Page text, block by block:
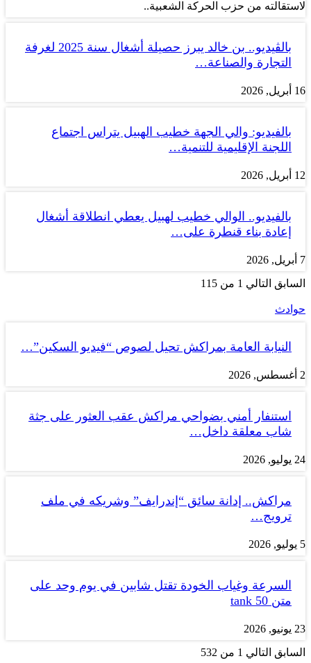
لاستقالته من حزب الحركة الشعبية..
بالڤيديو.. بن خالد يبرز حصيلة أشغال سنة 2025 لغرفة
التجارة والصناعة…
16 أبريل, 2026
بالفيديو: والي الجهة خطيب الهبيل يتراس اجتماع
اللجنة الإقليمية للتنمية…
12 أبريل, 2026
بالفيديو.. الوالي خطيب لهبيل يعطي انطلاقة أشغال
إعادة بناء قنطرة على…
7 أبريل, 2026
السابق التالي 1 من 115
حوادث
النيابة العامة بمراكش تحيل لصوص “فيديو السكين”…
2 أغسطس, 2026
استنفار أمني بضواحي مراكش عقب العثور على جثة
شاب معلقة داخل…
24 يوليو, 2026
مراكش.. إدانة سائق “إندرايف” وشريكه في ملف
ترويج…
5 يوليو, 2026
السرعة وغياب الخودة تقتل شابين في يوم وحد على
متن tank 50
23 يونيو, 2026
السابق التالي 1 من 532